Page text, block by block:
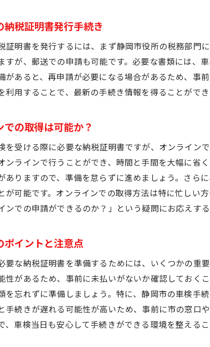
時間を節約する
車検業者との連
納税証明書の確
信頼できる地元
納税証明書の取
初めての車検も
地元情報を活用
アフターサービ
オンライン手続
静岡市役所での
納税証明書の郵
混雑を避けて手
納税証明書発行手続き
証明書を発行するには、まず静岡市役所の税務部門
すが、郵送での申請も可能です。必要な書類には、
があると、再申請が必要になる場合があるため、事
利用することで、最新の手続き情報を得ることができ
での取得は可能か？
を受ける際に必要な納税証明書ですが、オンライン
ンラインで行うことができ、時間と手間を大幅に省
ありますので、準備を怠らずに進めましょう。さら
が可能です。オンラインでの取得方法は特に忙しい
ンでの申請ができるのか？」という疑問にお応えす
ポイントと注意点
要な納税証明書を準備するためには、いくつかの重
性があるため、事前に未払いがないか確認しておく
を忘れずに準備しましょう。特に、静岡市の車検手
手続きが遅れる可能性が高いため、事前に市の窓口
、車検当日も安心して手続きができる環境を整えるこ